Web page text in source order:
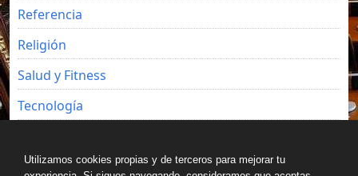
Referencia
Religión
Salud y Fitness
Tecnología
Utilizamos cookies propias y de terceros para mejorar tu